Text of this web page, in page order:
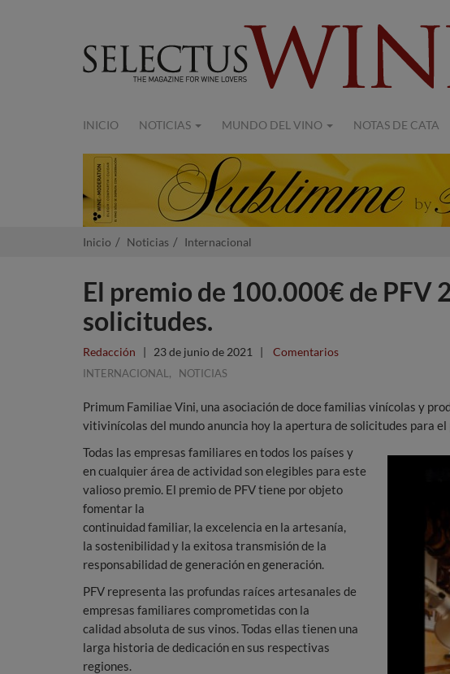
INICIO NOTICIAS MUNDO DEL VINO NOTAS DE CATA
Inicio Noticias Internacional
El premio de 100.000€ de PFV
solicitudes.
Redacción | 23 de junio de 2021 | Comentarios
INTERNACIONAL , NOTICIAS
Primum Familiae Vini, una asociación de doce familias vinícolas y
vitivinícolas del mundo anuncia hoy la apertura de solicitudes para
Todas las empresas familiares en todos los países y
en cualquier área de actividad son elegibles para este
valioso premio. El premio de PFV tiene por objeto
fomentar la
continuidad familiar, la excelencia en la artesanía,
la sostenibilidad y la exitosa transmisión de la
responsabilidad de generación en generación.
PFV representa las profundas raíces artesanales de
empresas familiares comprometidas con la
calidad absoluta de sus vinos. Todas ellas tienen una
larga historia de dedicación en sus respectivas
regiones.